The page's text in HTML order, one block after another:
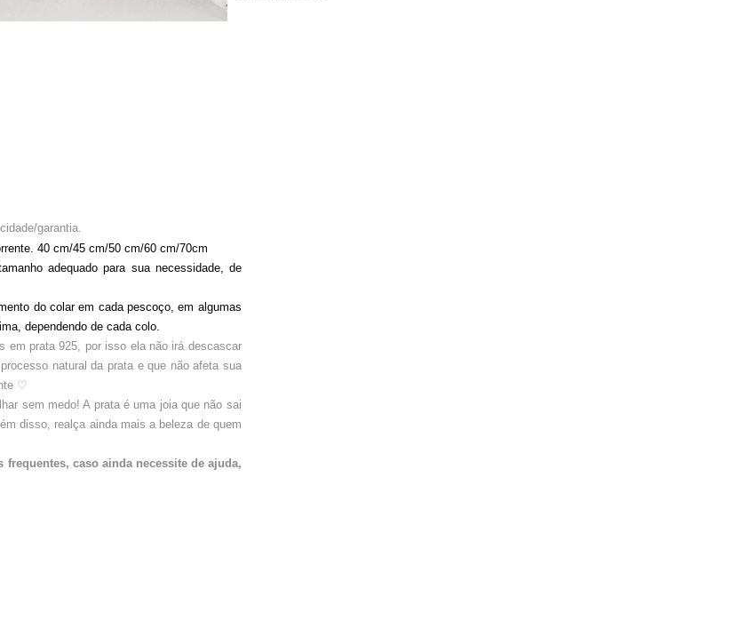
garantia.
40 cm/45 cm/50 cm/60 cm/70cm
adequado para sua necessidade, de
do colar em cada pescoço, em algumas
dependendo de cada colo.
em prata 925, por isso ela não irá descascar
natural da prata e que não afeta sua
♡
sem medo! A prata é uma joia que não sai
disso, realça ainda mais a beleza de quem
caso ainda necessite de ajuda,